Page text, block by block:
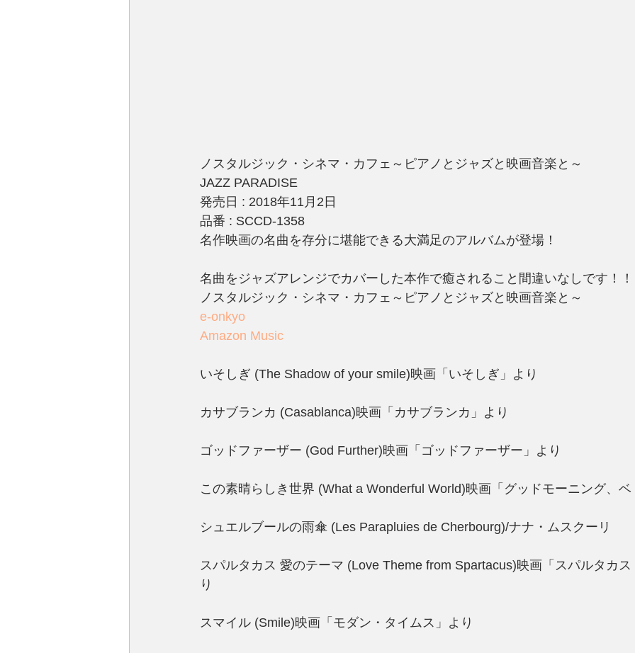
ノスタルジック・シネマ・カフェ～ピアノとジャズと映画音楽と～
JAZZ PARADISE
発売日 : 2018年11月2日
品番 : SCCD-1358
名作映画の名曲を存分に堪能できる大満足のアルバムが登場！
名曲をジャズアレンジでカバーした本作で癒されること間違いなしです！！
ノスタルジック・シネマ・カフェ～ピアノとジャズと映画音楽と～
e-onkyo
Amazon Music
いそしぎ (The Shadow of your smile)映画「いそしぎ」より
カサブランカ (Casablanca)映画「カサブランカ」より
ゴッドファーザー (God Further)映画「ゴッドファーザー」より
この素晴らしき世界 (What a Wonderful World)映画「グッドモーニング、
シュエルブールの雨傘 (Les Parapluies de Cherbourg)/ナナ・ムスクーリ
スパルタカス 愛のテーマ (Love Theme from Spartacus)映画「スパルタカ
り
スマイル (Smile)映画「モダン・タイムス」より